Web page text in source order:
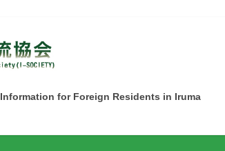
Information for Foreign Residents in Iruma